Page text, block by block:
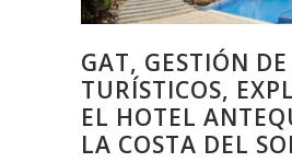
GAT, GESTIÓN
TURÍSTICOS,
EL HOTEL
LA COSTA DEL